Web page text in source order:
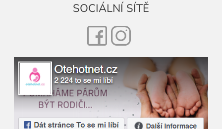
SOCIÁLNÍ SÍTĚ
FacebookInstagram